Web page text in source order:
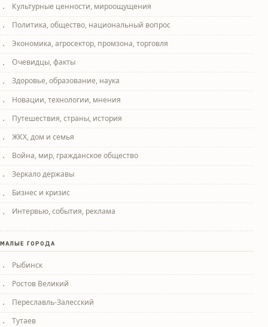
Культурные ценности, мироощущения
Политика, общество, национальный вопрос
Экономика, агросектор, промзона, торговля
Очевидцы, факты
Здоровье, образование, наука
Новации, технологии, мнения
Путешествия, страны, история
ЖКХ, дом и семья
Война, мир, гражданское общество
Зеркало державы
Бизнес и кризис
Интервью, события, реклама
МАЛЫЕ ГОРОДА
Рыбинск
Ростов Великий
Переславль-Залесский
Тутаев